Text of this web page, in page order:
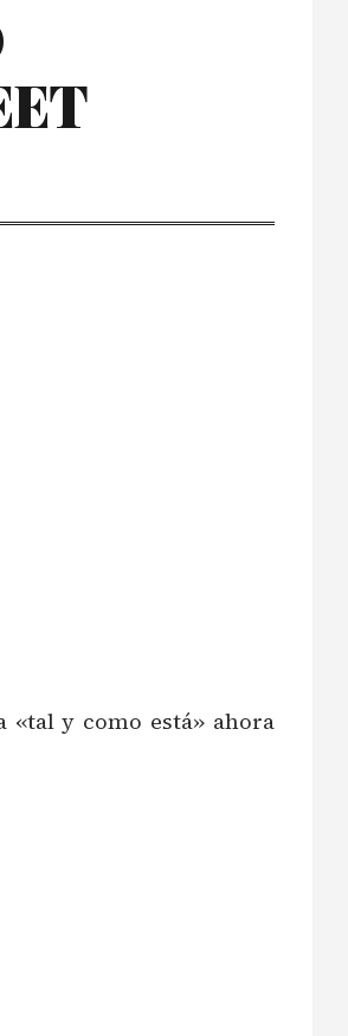
«tal y como está» ahora